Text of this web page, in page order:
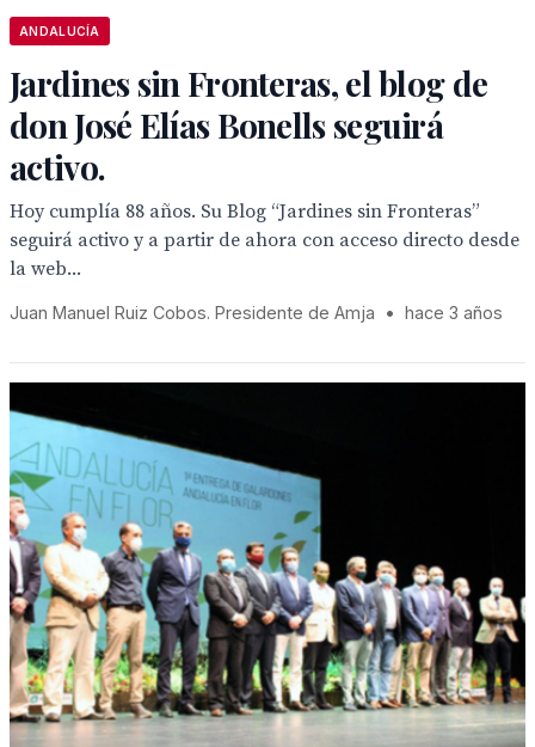
ANDALUCÍA
Jardines sin Fronteras, el blog de
don José Elías Bonells seguirá
activo.
Hoy cumplía 88 años. Su Blog “Jardines sin Fronteras”
seguirá activo y a partir de ahora con acceso directo desde
la web...
Juan Manuel Ruiz Cobos. Presidente de Amja • hace 3 años